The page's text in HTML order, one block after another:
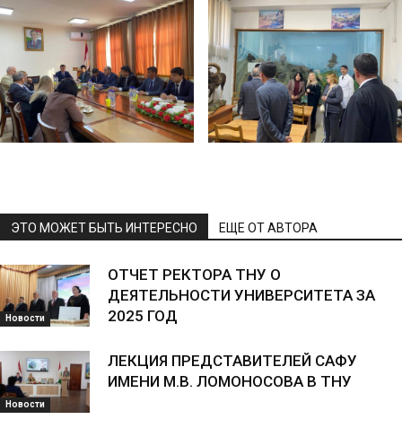
ЭТО МОЖЕТ БЫТЬ ИНТЕРЕСНО ЕЩЕ ОТ АВТОРА
Новости
ОТЧЕТ РЕКТОРА ТНУ О
ДЕЯТЕЛЬНОСТИ УНИВЕРСИТЕТА ЗА
2025 ГОД
Новости
ЛЕКЦИЯ ПРЕДСТАВИТЕЛЕЙ САФУ
ИМЕНИ М.В. ЛОМОНОСОВА В ТНУ